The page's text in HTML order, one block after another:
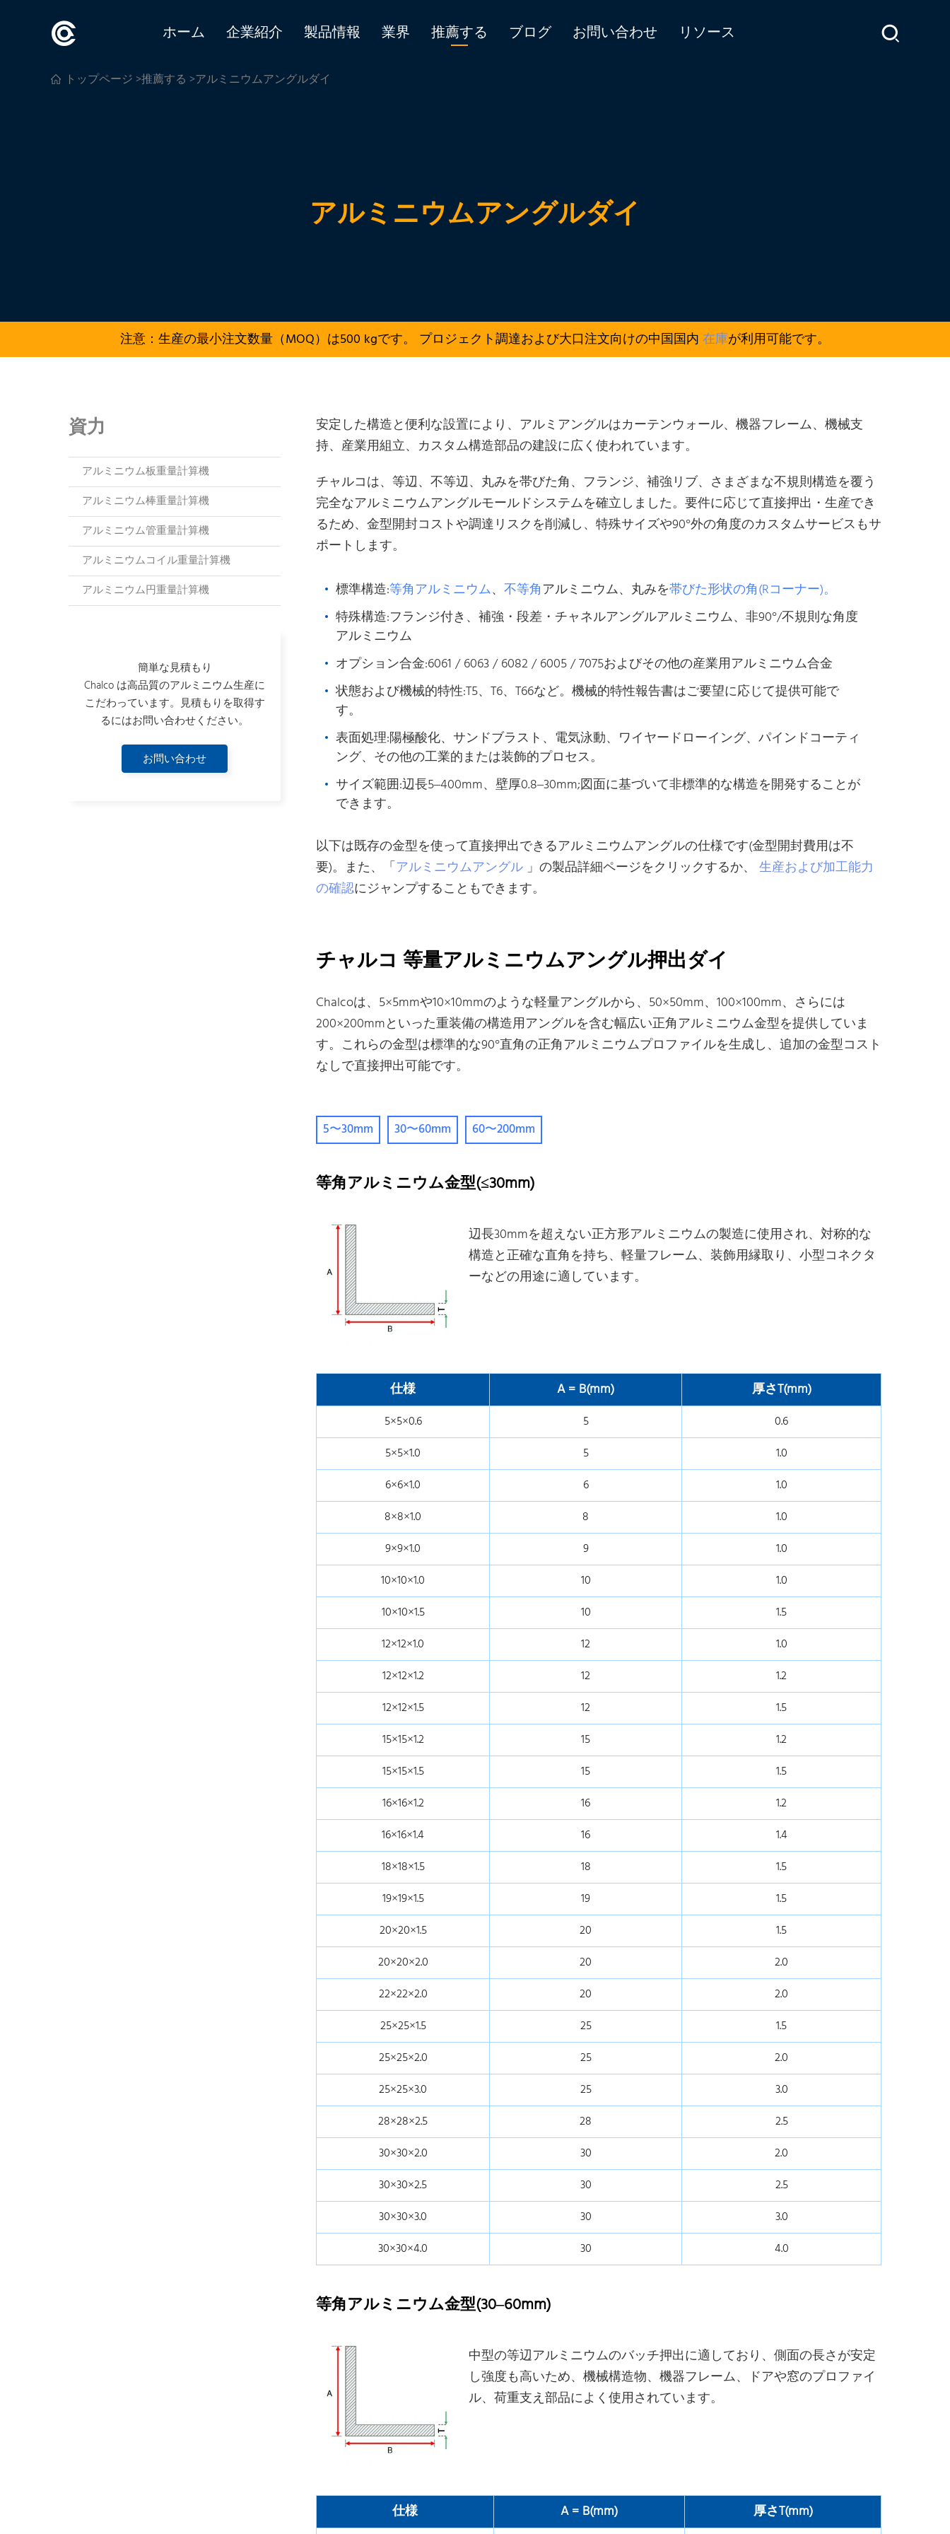
ホーム 企業紹介 製品情報 業界 推薦する ブログ お問い合わせ リソース
トップページ>推薦する >アルミニウムアングルダイ
アルミニウムアングルダイ
注意：生産の最小注文数量（MOQ）は500 kgです。 プロジェクト調達および大口注文向けの中国国内 在庫が利用可能です。
資力
アルミニウム板重量計算機
アルミニウム棒重量計算機
アルミニウム管重量計算機
アルミニウムコイル重量計算機
アルミニウム円重量計算機
簡単な見積もり
Chalco は高品質のアルミニウム生産に
こだわっています。見積もりを取得す
るにはお問い合わせください。
お問い合わせ
安定した構造と便利な設置により、アルミアングルはカーテンウォール、機器フレーム、機械支
持、産業用組立、カスタム構造部品の建設に広く使われています。
チャルコは、等辺、不等辺、丸みを帯びた角、フランジ、補強リブ、さまざまな不規則構造を覆う
完全なアルミニウムアングルモールドシステムを確立しました。要件に応じて直接押出・生産でき
るため、金型開封コストや調達リスクを削減し、特殊サイズや90°外の角度のカスタムサービスもサ
ポートします。
標準構造:等角アルミニウム、 不等角アルミニウム、丸みを帯びた形状の角(Rコーナー)。
特殊構造:フランジ付き、補強・段差・チャネルアングルアルミニウム、非90°/不規則な角度
アルミニウム
オプション合金:6061 / 6063 / 6082 / 6005 / 7075およびその他の産業用アルミニウム合金
状態および機械的特性:T5、T6、T66など。機械的特性報告書はご要望に応じて提供可能で
す。
表面処理:陽極酸化、サンドブラスト、電気泳動、ワイヤードローイング、パインドコーティ
ング、その他の工業的または装飾的プロセス。
サイズ範囲:辺長5–400mm、壁厚0.8–30mm;図面に基づいて非標準的な構造を開発することが
できます。
以下は既存の金型を使って直接押出できるアルミニウムアングルの仕様です(金型開封費用は不
要)。また、「アルミニウムアングル 」の製品詳細ページをクリックするか、 生産および加工能力
の確認にジャンプすることもできます。
チャルコ 等量アルミニウムアングル押出ダイ
Chalcoは、5×5mmや10×10mmのような軽量アングルから、50×50mm、100×100mm、さらには
200×200mmといった重装備の構造用アングルを含む幅広い正角アルミニウム金型を提供していま
す。これらの金型は標準的な90°直角の正角アルミニウムプロファイルを生成し、追加の金型コスト
なしで直接押出可能です。
5〜30mm 30〜60mm 60〜200mm
等角アルミニウム金型(≤30mm)
辺長30mmを超えない正方形アルミニウムの製造に使用され、対称的な
構造と正確な直角を持ち、軽量フレーム、装飾用縁取り、小型コネクタ
ーなどの用途に適しています。
仕様 A = B(mm) 厚さT(mm)
5×5×0.6 5
0.6
5×5×1.0
5
1.0
6×6×1.0
6
1.0
8×8×1.0
8
1.0
9×9×1.0
9
1.0
10×10×1.0
10
1.0
10×10×1.5
10
1.5
12×12×1.0
12
1.0
12×12×1.2
12
1.2
12×12×1.5
12
1.5
15×15×1.2
15
1.2
15×15×1.5
15
1.5
16×16×1.2
16
1.2
16×16×1.4
16
1.4
18×18×1.5
18
1.5
19×19×1.5
19
1.5
20×20×1.5
20
1.5
20×20×2.0
20
2.0
22×22×2.0
20
2.0
25×25×1.5
25
1.5
25×25×2.0
25
2.0
25×25×3.0
25
3.0
28×28×2.5
28
2.5
30×30×2.0
30
2.0
30×30×2.5
30
2.5
30×30×3.0
30
3.0
30×30×4.0
30 4.0
等角アルミニウム金型(30–60mm)
中型の等辺アルミニウムのバッチ押出に適しており、側面の長さが安定
し強度も高いため、機械構造物、機器フレーム、ドアや窓のプロファイ
ル、荷重支え部品によく使用されています。
仕様 A = B(mm) 厚さT(mm)